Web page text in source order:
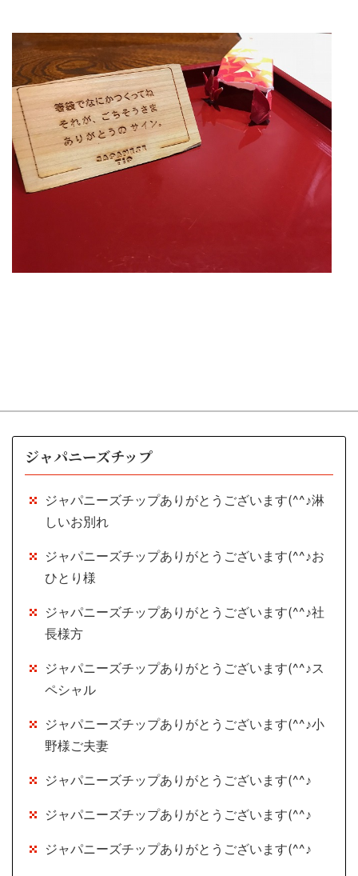
ジャパニーズチップ
ジャパニーズチップありがとうございます(^^♪淋
しいお別れ
ジャパニーズチップありがとうございます(^^♪お
ひとり様
ジャパニーズチップありがとうございます(^^♪社
長様方
ジャパニーズチップありがとうございます(^^♪ス
ペシャル
ジャパニーズチップありがとうございます(^^♪小
野様ご夫妻
ジャパニーズチップありがとうございます(^^♪
ジャパニーズチップありがとうございます(^^♪
ジャパニーズチップありがとうございます(^^♪